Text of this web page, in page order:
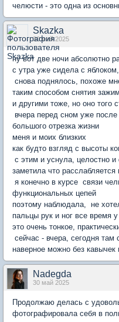
челюсти - это одна из
Skazka
30 май 2025
ну вот две ночи абсолютно
с утра уже сидела с
снова поднялось, похоже
таким способом снятия
и другими тоже, но оно того
вчера перед сном уже
большого отрезка жизни
меня и моих близких
как будто взгляд с высоты
с этим и уснула, целостно и
заметила что расслабляется
я конечно в курсе связи
функциональных цепей
поэтому наблюдала, не
пальцы рук и ног все время
это очень тонкое,
сейчас - вчера, сегодня там
наверное можно без кавычек
Nadegda
30 май 2025
Продолжаю делась с
фотографировала себя в